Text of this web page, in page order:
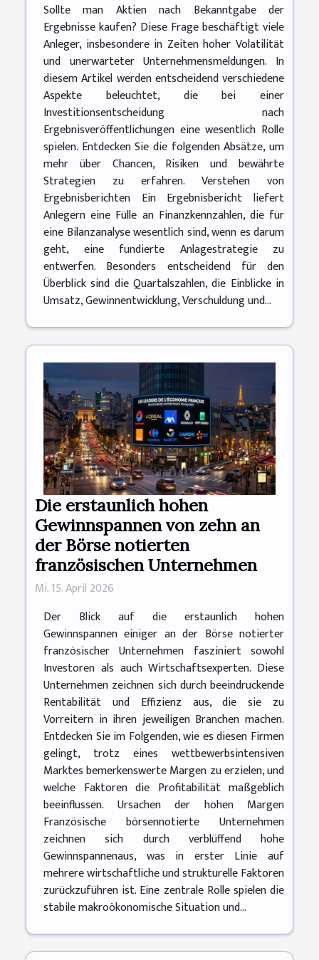
Sollte man Aktien nach Bekanntgabe der
Ergebnisse kaufen? Diese Frage beschäftigt viele
Anleger, insbesondere in Zeiten hoher Volatilität
und unerwarteter Unternehmensmeldungen. In
diesem Artikel werden entscheidend verschiedene
Aspekte beleuchtet, die bei einer
Investitionsentscheidung nach
Ergebnisveröffentlichungen eine wesentlich Rolle
spielen. Entdecken Sie die folgenden Absätze, um
mehr über Chancen, Risiken und bewährte
Strategien zu erfahren. Verstehen von
Ergebnisberichten Ein Ergebnisbericht liefert
Anlegern eine Fülle an Finanzkennzahlen, die für
eine Bilanzanalyse wesentlich sind, wenn es darum
geht, eine fundierte Anlagestrategie zu
entwerfen. Besonders entscheidend für den
Überblick sind die Quartalszahlen, die Einblicke in
Umsatz, Gewinnentwicklung, Verschuldung und...
Die erstaunlich hohen
Gewinnspannen von zehn an
der Börse notierten
französischen Unternehmen
Mi. 15. April 2026
Der Blick auf die erstaunlich hohen
Gewinnspannen einiger an der Börse notierter
französischer Unternehmen fasziniert sowohl
Investoren als auch Wirtschaftsexperten. Diese
Unternehmen zeichnen sich durch beeindruckende
Rentabilität und Effizienz aus, die sie zu
Vorreitern in ihren jeweiligen Branchen machen.
Entdecken Sie im Folgenden, wie es diesen Firmen
gelingt, trotz eines wettbewerbsintensiven
Marktes bemerkenswerte Margen zu erzielen, und
welche Faktoren die Profitabilität maßgeblich
beeinflussen. Ursachen der hohen Margen
Französische börsennotierte Unternehmen
zeichnen sich durch verblüffend hohe
Gewinnspannenaus, was in erster Linie auf
mehrere wirtschaftliche und strukturelle Faktoren
zurückzuführen ist. Eine zentrale Rolle spielen die
stabile makroökonomische Situation und...